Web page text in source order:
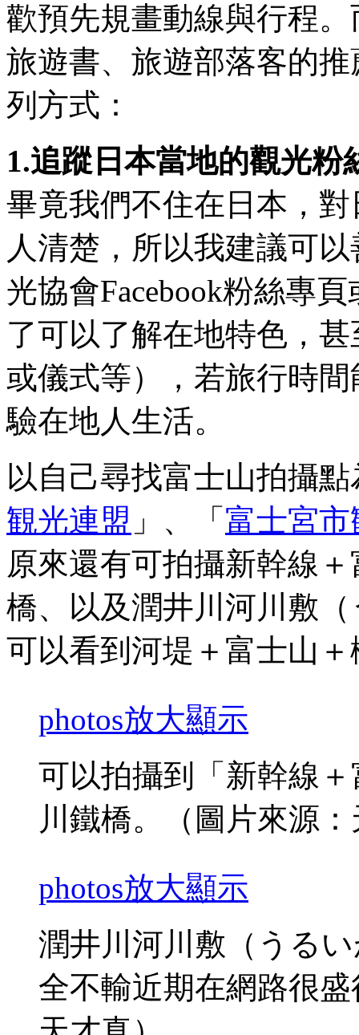
歡預先規畫動線與行程
旅遊書、旅遊部落客的
列方式：
1.追蹤日本當地的觀光粉
畢竟我們不住在日本，
人清楚，所以我建議可
光協會Facebook粉絲專
了可以了解在地特色，
或儀式等），若旅行時
驗在地人生活。
以自己尋找富士山拍攝
観光連盟 」、「 富士宮
原來還有可拍攝新幹線
橋、以及潤井川河川敷
可以看到河堤＋富士山
photos放大顯示
可以拍攝到「新幹線
川鐵橋。（圖片來源
photos放大顯示
潤井川河川敷（うる
全不輸近期在網路很